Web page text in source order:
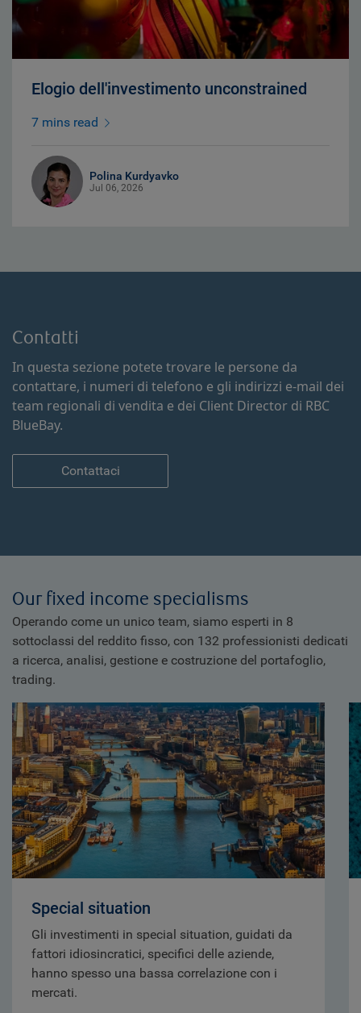
Elogio dell'investimento unconstrained
7 mins read
Polina Kurdyavko
Jul 06, 2026
Contatti
In questa sezione potete trovare le persone da
contattare, i numeri di telefono e gli indirizzi e-mail dei
team regionali di vendita e dei Client Director di RBC
BlueBay.
Contattaci
Our fixed income specialisms
Operando come un unico team, siamo esperti in 8
sottoclassi del reddito fisso, con 132 professionisti dedicati
a ricerca, analisi, gestione e costruzione del portafoglio,
trading.
Special situation
Gli investimenti in special situation, guidati da
fattori idiosincratici, specifici delle aziende,
hanno spesso una bassa correlazione con i
mercati.